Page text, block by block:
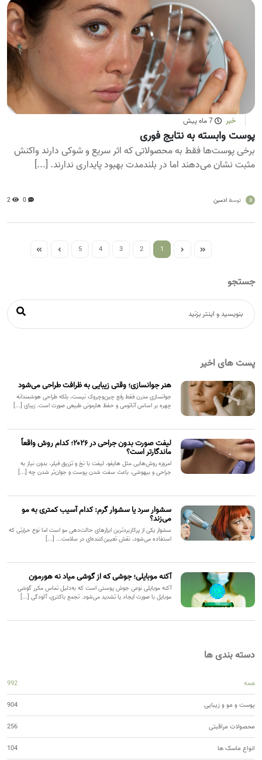
خبر 7 ماه پیش
پوست وابسته به نتایج فوری
برخی پوست‌ها فقط به محصولاتی که اثر سریع و شوکی دارند واکنش
مثبت نشان می‌دهند اما در بلندمدت بهبود پایداری ندارند. [...]
a توسط ادمین 0
2
1
2
3
4
5
جستجو
پست های اخیر
هنر جوانسازی؛ وقتی زیبایی به ظرافت طراحی می‌شود
جوانسازی مدرن فقط رفع چین‌وچروک نیست، بلکه طراحی هوشمندانه
چهره بر اساس آناتومی و حفظ هارمونی طبیعی صورت است. زیبای [...]
لیفت صورت بدون جراحی در ۲۰۲۶؛ کدام روش واقعاً
ماندگارتر است؟
امروزه روش‌هایی مثل هایفو، لیفت با نخ و تزریق فیلر، بدون نیاز به
جراحی و بیهوشی، باعث سفت شدن پوست و جوان‌تر شدن چه [...]
سشوار سرد یا سشوار گرم: کدام آسیب کمتری به مو
می‌زند؟
سشوار یکی از پرکاربردترین ابزارهای حالت‌دهی مو است اما نوع حرارتی که
استفاده می‌شود، نقش تعیین‌کننده‌ای در سلامت... [...]
آکنه موبایلی؛ جوشی که از گوشی میاد نه هورمون
آکنه موبایلی نوعی جوش پوستی است که به‌دلیل تماس مکرر گوشی
موبایل با صورت ایجاد یا تشدید می‌شود. تجمع باکتری، آلودگی [...]
دسته بندی ها
همه 992
پوست و مو و زیبایی 904
محصولات مراقبتی 256
انواع ماسک ها 104